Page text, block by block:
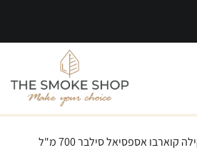
קוארבו אספסיאל סילבר 700 מ"ל